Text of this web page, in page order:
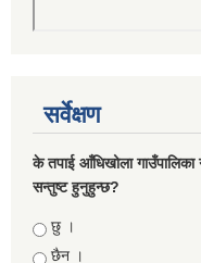
सर्वेक्षण
के तपाई आँधिखोला गाउँपालिका
सन्तुष्ट हुनुहुन्छ?
Choices
छु ।
छैन ।